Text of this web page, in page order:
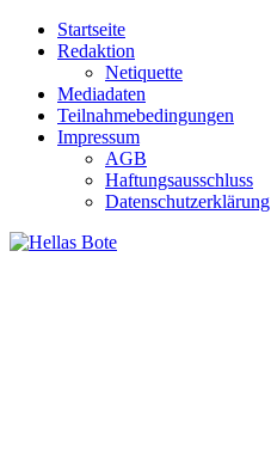
Zum
Inhalt
Startseite
Redaktion
Netiquette
Mediadaten
Teilnahmebedingungen
Impressum
AGB
Haftungsausschluss
Datenschutzerklärung